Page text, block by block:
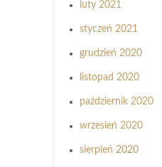
luty 2021
styczeń 2021
grudzień 2020
listopad 2020
październik 2020
wrzesień 2020
sierpień 2020